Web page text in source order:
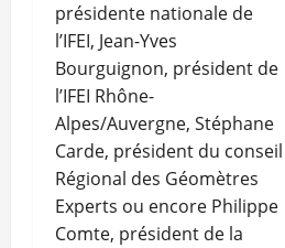
présidente nationale de
l’IFEI, Jean-Yves
Bourguignon, président de
l’IFEI Rhône-
Alpes/Auvergne, Stéphane
Carde, président du conseil
Régional des Géomètres
Experts ou encore Philippe
Comte, président de la